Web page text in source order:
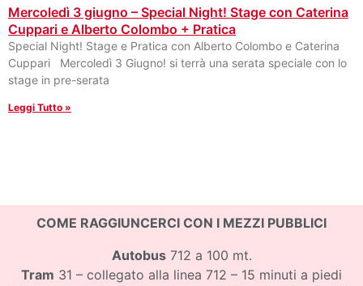
Mercoledì 3 giugno – Special Night! Stage con Caterina
Cuppari e Alberto Colombo + Pratica
Special Night! Stage e Pratica con Alberto Colombo e Caterina
Cuppari Mercoledì 3 Giugno! si terrà una serata speciale con lo
stage in pre-serata
Leggi Tutto »
COME RAGGIUNCERCI CON I MEZZI PUBBLICI
Autobus712 a 100 mt.
Tram 31 – collegato alla linea 712 – 15 minuti a piedi